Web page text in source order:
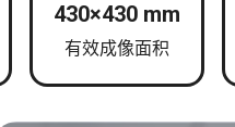
430×430 mm
有效成像面积